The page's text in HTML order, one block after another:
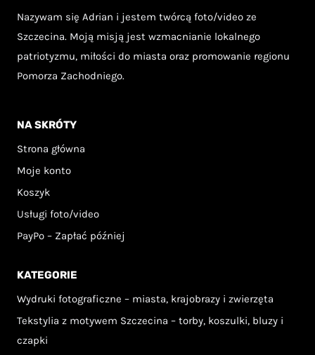
Opcje
można
wybrać
Nazywam się Adrian i jestem twórcą foto/video ze
Szczecina. Moją misją jest wzmacnianie lokalnego
patriotyzmu, miłości do miasta oraz promowanie regionu
Pomorza Zachodniego.
NA SKRÓTY
Strona główna
Moje konto
Koszyk
Usługi foto/video
PayPo – Zapłać później
KATEGORIE
Wydruki fotograficzne – miasta, krajobrazy i zwierzęta
Tekstylia z motywem Szczecina – torby, koszulki, bluzy i
czapki